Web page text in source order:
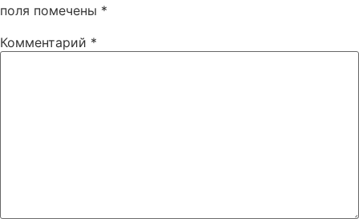
поля помечены *
Комментарий *